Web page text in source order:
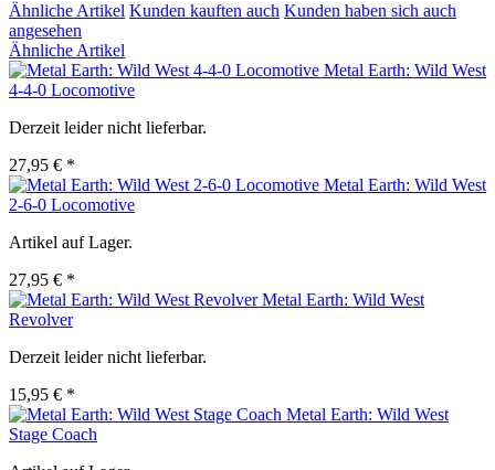
Ähnliche Artikel Kunden kauften auch Kunden haben sich auch
angesehen
Ähnliche Artikel
Metal Earth: Wild West
4-4-0 Locomotive
Derzeit leider nicht lieferbar.
27,95 € *
Metal Earth: Wild West
2-6-0 Locomotive
Artikel auf Lager.
27,95 € *
Metal Earth: Wild West
Revolver
Derzeit leider nicht lieferbar.
15,95 € *
Metal Earth: Wild West
Stage Coach